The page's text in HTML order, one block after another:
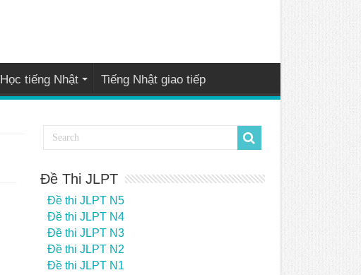
Học tiếng Nhật Tiếng Nhật giao tiếp
Đề Thi JLPT
Đề thi JLPT N5
Đề thi JLPT N4
Đề thi JLPT N3
Đề thi JLPT N2
Đề thi JLPT N1